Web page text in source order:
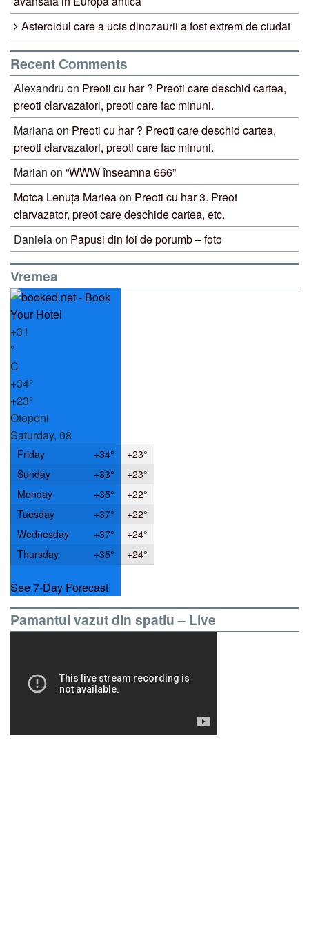
Asteroidul care a ucis dinozaurii a fost extrem de ciudat
Recent Comments
Alexandru on Preoti cu har ? Preoti care deschid cartea,
preoti clarvazatori, preoti care fac minuni.
Marianaon Preoti cu har ? Preoti care deschid cartea,
preoti clarvazatori, preoti care fac minuni.
Marian on “WWW înseamna 666”
Motca Lenuța Marieaon Preoti cu har 3. Preot
clarvazator, preot care deschide cartea, etc.
Danielaon Papusi din foi de porumb – foto
Vremea
+31
°
C
+34°
+23°
Otopeni
Saturday, 08
Friday +34° +23°
Sunday
+33° +23°
Monday
+35° +22°
Tuesday
+37° +22°
Wednesday
+37° +24°
Thursday
+35° +24°
See 7-Day Forecast
Pamantul vazut din spatiu – Live